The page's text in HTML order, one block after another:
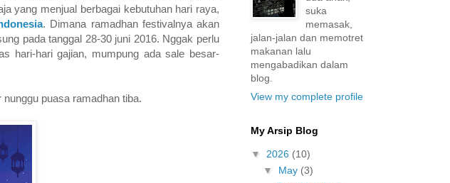
yang menjual berbagai kebutuhan hari raya,
. Dimana ramadhan festivalnya akan
pada tanggal 28-30 juni 2016. Nggak perlu
hari-hari gajian, mumpung ada sale besar-
puasa ramadhan tiba.
suka
memasak,
jalan-jalan dan memotret
makanan lalu
mengabadikan dalam
blog.
View my complete profile
My Arsip Blog
▼ 2026 (10)
▼ May (3)